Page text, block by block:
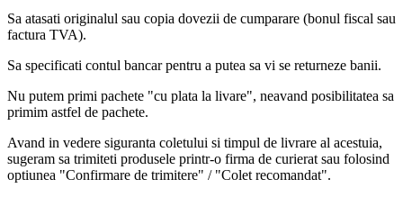
Sa atasati originalul sau copia dovezii de cumparare (bonul fiscal sau
factura TVA).
Sa specificati contul bancar pentru a putea sa vi se returneze banii.
Nu putem primi pachete "cu plata la livare", neavand posibilitatea sa
primim astfel de pachete.
Avand in vedere siguranta coletului si timpul de livrare al acestuia,
sugeram sa trimiteti produsele printr-o firma de curierat sau folosind
optiunea "Confirmare de trimitere" / "Colet recomandat".